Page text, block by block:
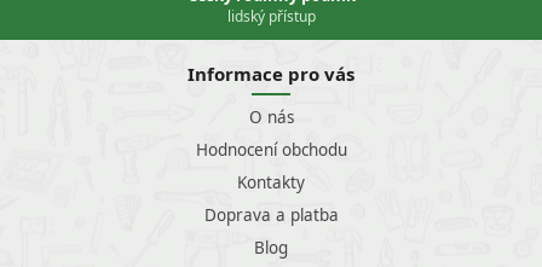
lidský přístup
Informace pro vás
O nás
Hodnocení obchodu
Kontakty
Doprava a platba
Blog